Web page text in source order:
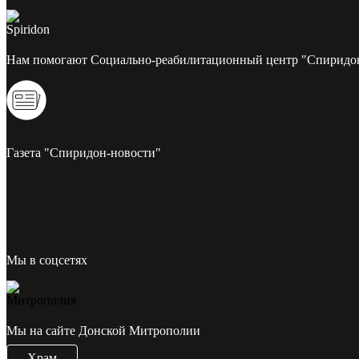
Нам помогают Социально-реабилитационный центр
Газета "Спиридон-новости"
Мы в соцсетях
Мы на сайте Донской Митрополии